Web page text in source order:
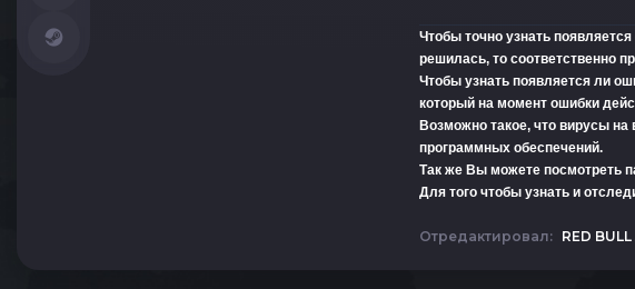
Чтобы точно узнать
решилась, то соответственно
Чтобы узнать появляется ли
который на момент ошибки
Возможно такое, что вирусы
программных обеспечений.
Так же Вы можете посмотреть
Для того чтобы узнать и
Отредактировал: RED